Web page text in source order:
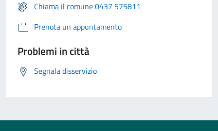
Chiama il comune 0437 575811
Prenota un appuntamento
Problemi in città
Segnala disservizio